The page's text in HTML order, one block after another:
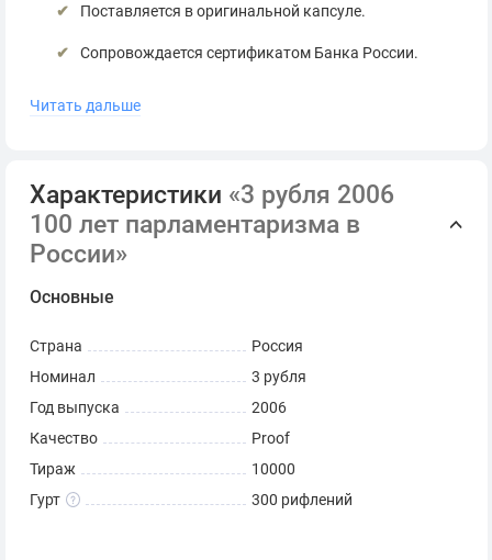
Поставляется в оригинальной капсуле.
Сопровождается сертификатом Банка России.
представленных на фото.
Читать дальше
Характеристики «3 рубля 2006
100 лет парламентаризма в
России»
Основные
Страна
Россия
Номинал
3 рубля
Год выпуска
2006
Качество
Proof
Тираж
10000
Гурт
300 рифлений